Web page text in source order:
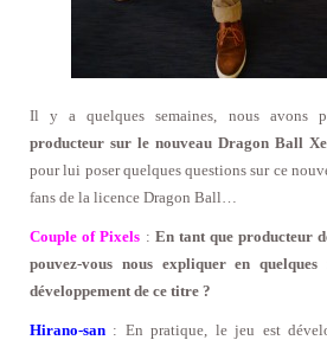
Il y a quelques semaines, nous avons
producteur sur le nouveau Dragon Ball
pour lui poser quelques questions sur ce
fans de la licence Dragon Ball…
Couple of Pixels : En tant que producteur
pouvez-vous nous expliquer en
développement de ce titre ?
Hirano-san : En pratique, le jeu est